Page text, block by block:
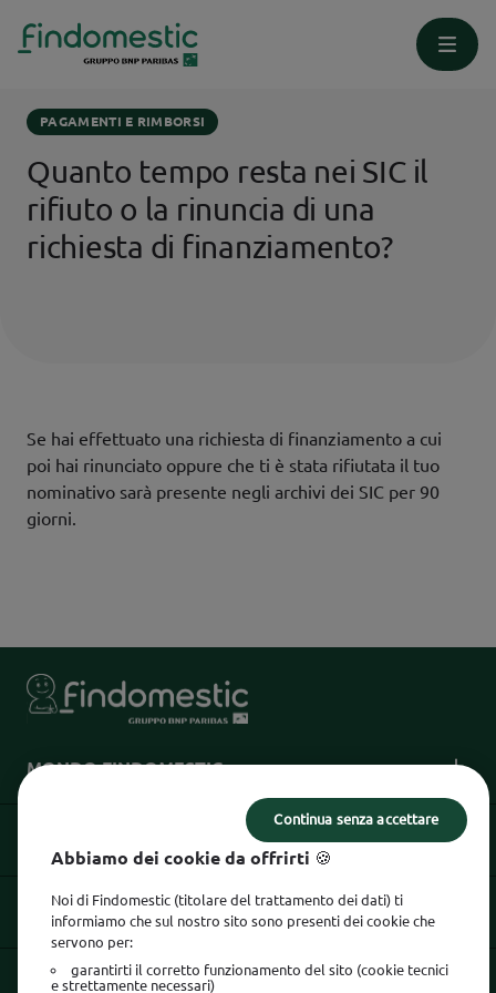
Homepage Supporto
PAGAMENTI E RIMBORSI
Quanto tempo resta nei SIC il
rifiuto o la rinuncia di una
richiesta di finanziamento?
Se hai effettuato una richiesta di finanziamento a cui
poi hai rinunciato oppure che ti è stata rifiutata il tuo
nominativo sarà presente negli archivi dei SIC per 90
giorni.
MONDO FINDOMESTIC
INFORMAZIONI LEGALI
SEGUICI SU
Abbiamo dei cookie da offrirti 🍪
Noi di Findomestic (titolare del trattamento dei dati) ti
informiamo che sul nostro sito sono presenti dei cookie che
servono per:
garantirti il corretto funzionamento del sito (cookie tecnici
e strettamente necessari)
Continua senza accettare